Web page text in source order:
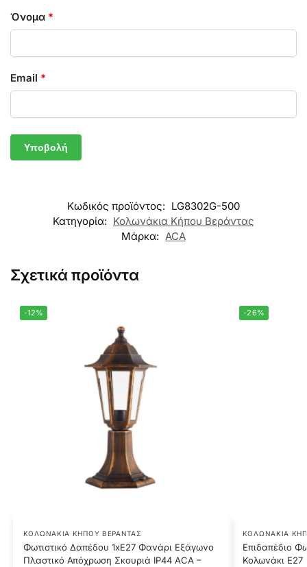
Όνομα *
Email *
Κωδικός προϊόντος: LG8302G-500
Κατηγορία: Κολωνάκια Κήπου Βεράντας
Μάρκα: ACA
Σχετικά προϊόντα
-12%
ΚΟΛΩΝΆΚΙΑ ΚΉΠΟΥ ΒΕΡΆΝΤΑΣ
Φωτιστικό Δαπέδου 1xΕ27 Φανάρι Εξάγωνο
Πλαστικό Απόχρωση Σκουριά IP44 ACA –
-26%
ΚΟΛΩΝΆΚΙΑ
Επιδαπέδιο
Κολωνάκι E27